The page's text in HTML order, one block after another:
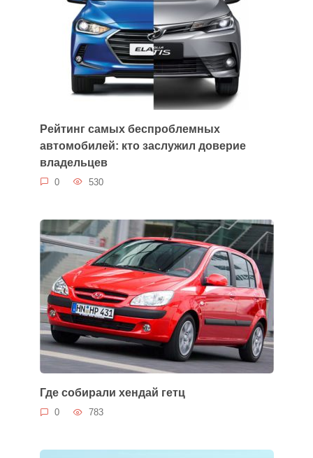
Рейтинг самых беспроблемных
автомобилей: кто заслужил доверие
владельцев
0 530
Где собирали хендай гетц
0 783